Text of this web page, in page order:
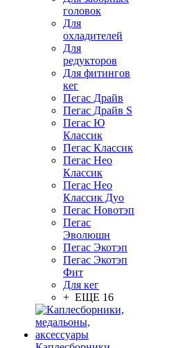
головок
Для
охладителей
Для
редукторов
Для фитингов
кег
Пегас Драйв
Пегас Драйв S
Пегас Ю
Классик
Пегас Классик
Пегас Нео
Классик
Пегас Нео
Классик Дуо
Пегас Новотэп
Пегас
Эволюшн
Пегас Экотэп
Пегас Экотэп
Фит
Для кег
+ ЕЩЕ 16